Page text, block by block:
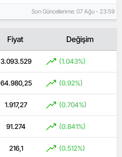
Son Güncellenme: 07 Ağu - 23:59
Fiyat Değişim
3.093.529 (1.043%)
64.980,25 (0.92%)
1.917,27 (0.704%)
91.274 (0.841%)
216,1 (0.512%)